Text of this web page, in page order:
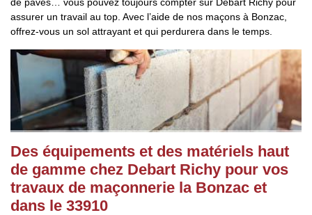
assurer un travail au top. Avec l’aide de nos maçons à Bonzac,
offrez-vous un sol attrayant et qui perdurera dans le temps.
Des équipements et des matériels haut
de gamme chez Debart Richy pour vos
travaux de maçonnerie la Bonzac et
dans le 33910